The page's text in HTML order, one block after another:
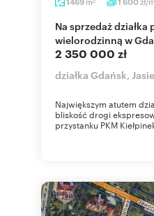
2
Na sprzedaż działka pod zabudowę
wielorodzinną w
2 350 000 zł
działka Gdańsk,
Największym atutem
bliskość drogi
przystanku PKM